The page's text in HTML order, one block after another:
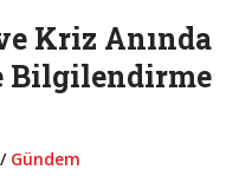
Kriz Anında
Bilgilendirme
/ Gündem